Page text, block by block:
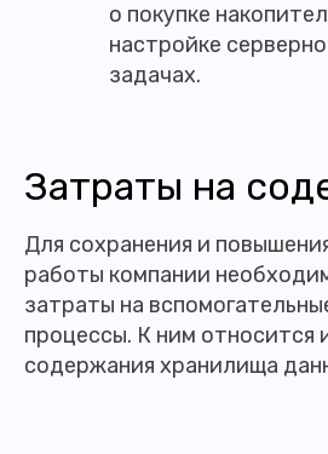
о покупке
настройке
задачах.
Затраты на
Для сохранения и
работы компании
затраты на
процессы. К ним относится
содержания хранилища